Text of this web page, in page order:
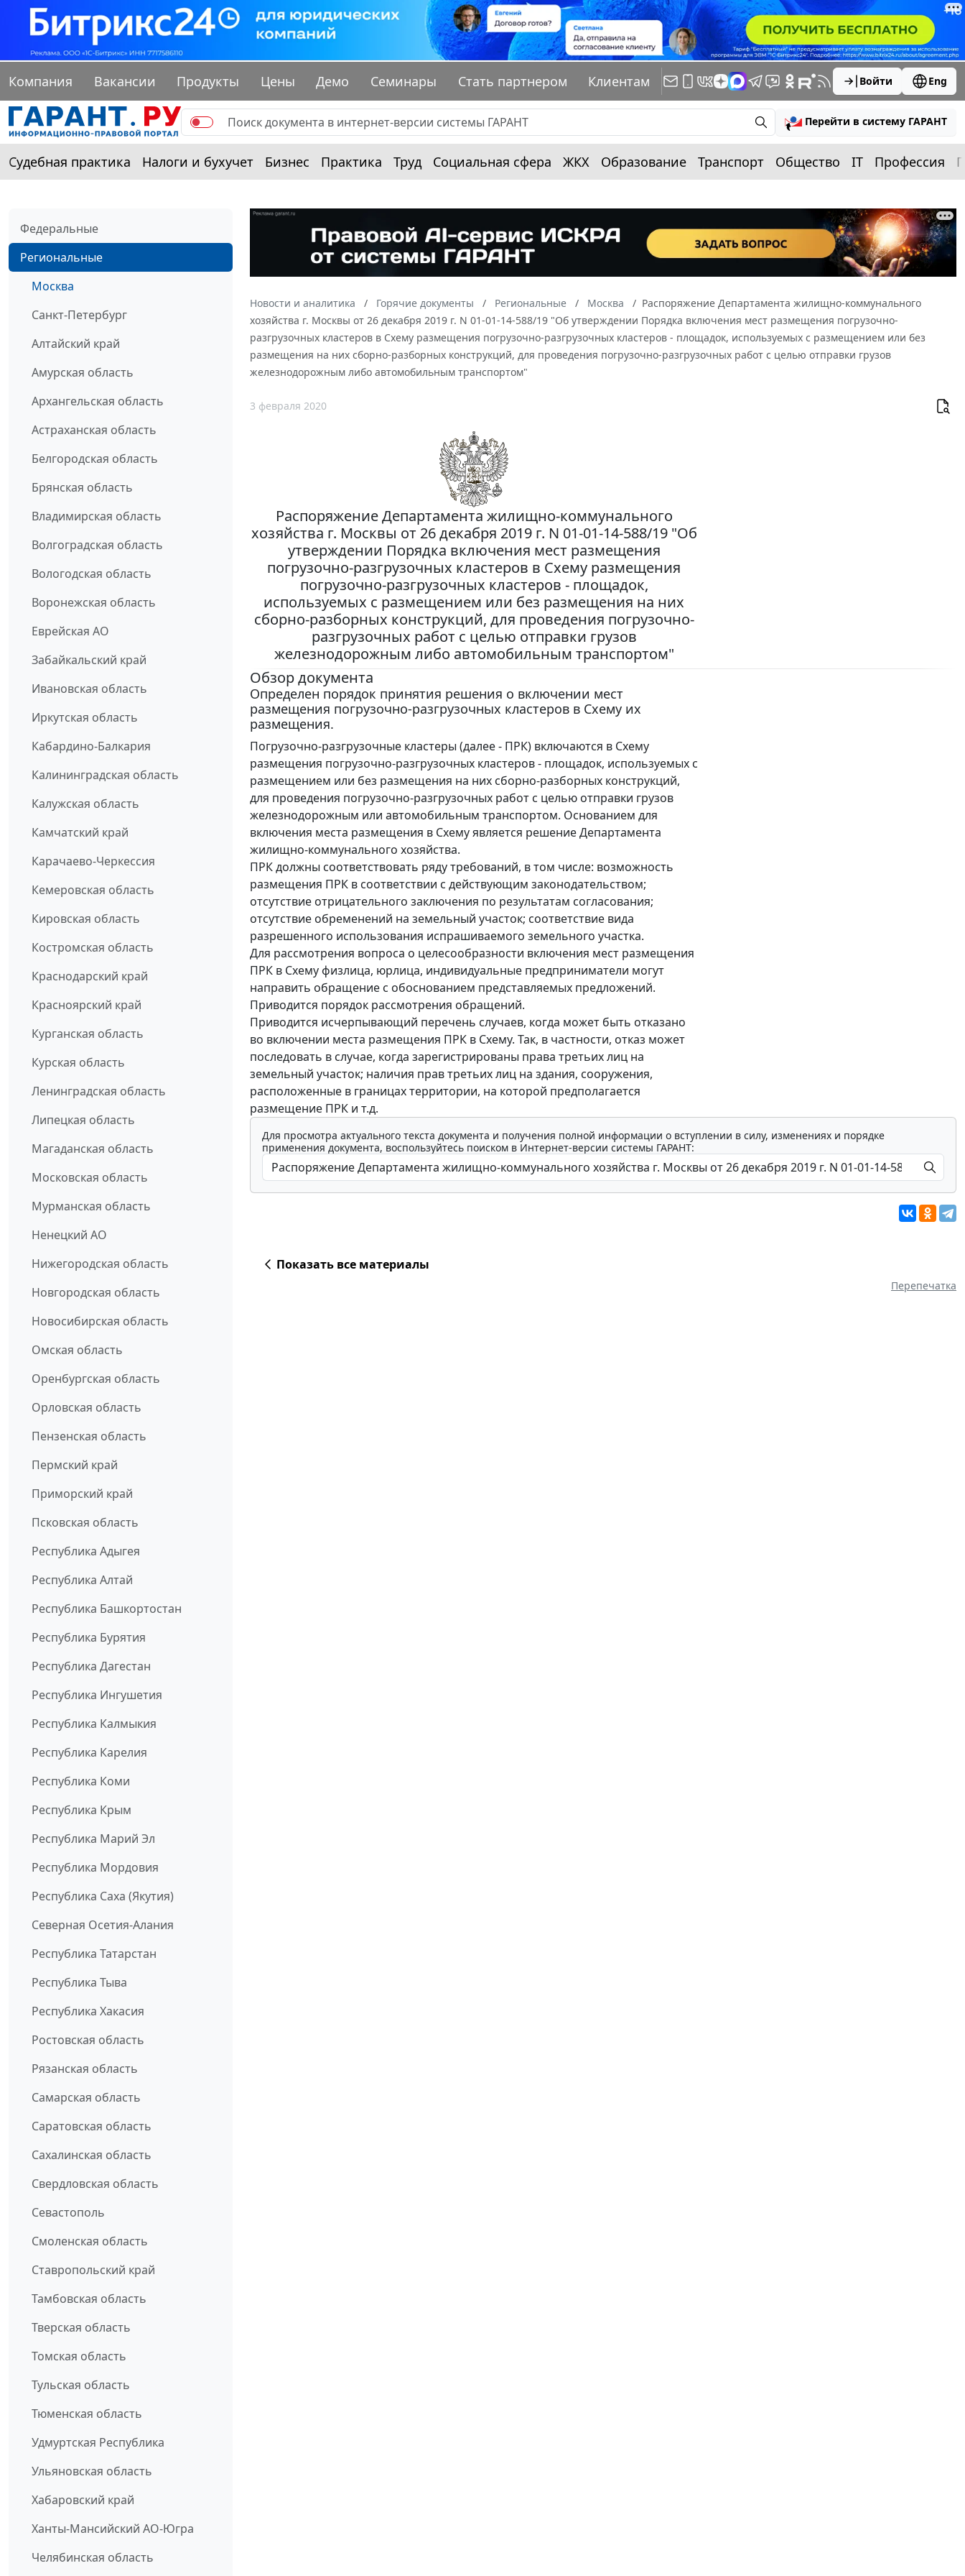
Компания Вакансии Продукты Цены Демо Семинары Стать партнером Клиентам Войти Eng
Перейти в систему ГАРАНТ
Судебная практика Налоги и бухучет Бизнес Практика Труд Социальная сфера ЖКХ Образование Транспорт Общество IT Профессия
Федеральные
Региональные
Москва
Санкт-Петербург
Алтайский край
Амурская область
Архангельская область
Астраханская область
Белгородская область
Брянская область
Владимирская область
Волгоградская область
Вологодская область
Воронежская область
Еврейская АО
Забайкальский край
Ивановская область
Иркутская область
Кабардино-Балкария
Калининградская область
Калужская область
Камчатский край
Карачаево-Черкессия
Кемеровская область
Кировская область
Костромская область
Краснодарский край
Красноярский край
Курганская область
Курская область
Ленинградская область
Липецкая область
Магаданская область
Московская область
Мурманская область
Ненецкий АО
Нижегородская область
Новгородская область
Новосибирская область
Омская область
Оренбургская область
Орловская область
Пензенская область
Пермский край
Приморский край
Псковская область
Республика Адыгея
Республика Алтай
Республика Башкортостан
Республика Бурятия
Республика Дагестан
Республика Ингушетия
Республика Калмыкия
Республика Карелия
Республика Коми
Республика Крым
Республика Марий Эл
Республика Мордовия
Республика Саха (Якутия)
Северная Осетия-Алания
Республика Татарстан
Республика Тыва
Республика Хакасия
Ростовская область
Рязанская область
Самарская область
Саратовская область
Сахалинская область
Свердловская область
Севастополь
Смоленская область
Ставропольский край
Тамбовская область
Тверская область
Томская область
Тульская область
Тюменская область
Удмуртская Республика
Ульяновская область
Хабаровский край
Ханты-Мансийский АО-Югра
Челябинская область
Новости и аналитика Горячие документы Региональные Москва
Распоряжение Департамента жилищно-коммунального
хозяйства г. Москвы от 26 декабря 2019 г. N 01-01-14-588/19 "Об утверждении Порядка включения мест размещения погрузочно-
разгрузочных кластеров в Схему размещения погрузочно-разгрузочных кластеров - площадок, используемых с размещением или без
размещения на них сборно-разборных конструкций, для проведения погрузочно-разгрузочных работ с целью отправки грузов
железнодорожным либо автомобильным транспортом"
3 февраля 2020
Распоряжение Департамента жилищно-коммунального
хозяйства г. Москвы от 26 декабря 2019 г. N 01-01-14-588/19 "Об
утверждении Порядка включения мест размещения
погрузочно-разгрузочных кластеров в Схему размещения
погрузочно-разгрузочных кластеров - площадок,
используемых с размещением или без размещения на них
сборно-разборных конструкций, для проведения погрузочно-
разгрузочных работ с целью отправки грузов
железнодорожным либо автомобильным транспортом"
Обзор документа
Определен порядок принятия решения о включении мест
размещения погрузочно-разгрузочных кластеров в Схему их
размещения.
Погрузочно-разгрузочные кластеры (далее - ПРК) включаются в Схему
размещения погрузочно-разгрузочных кластеров - площадок, используемых с
размещением или без размещения на них сборно-разборных конструкций,
для проведения погрузочно-разгрузочных работ с целью отправки грузов
железнодорожным или автомобильным транспортом. Основанием для
включения места размещения в Схему является решение Департамента
жилищно-коммунального хозяйства.
ПРК должны соответствовать ряду требований, в том числе: возможность
размещения ПРК в соответствии с действующим законодательством;
отсутствие отрицательного заключения по результатам согласования;
отсутствие обременений на земельный участок; соответствие вида
разрешенного использования испрашиваемого земельного участка.
Для рассмотрения вопроса о целесообразности включения мест размещения
ПРК в Схему физлица, юрлица, индивидуальные предприниматели могут
направить обращение с обоснованием представляемых предложений.
Приводится порядок рассмотрения обращений.
Приводится исчерпывающий перечень случаев, когда может быть отказано
во включении места размещения ПРК в Схему. Так, в частности, отказ может
последовать в случае, когда зарегистрированы права третьих лиц на
земельный участок; наличия прав третьих лиц на здания, сооружения,
расположенные в границах территории, на которой предполагается
размещение ПРК и т.д.
Для просмотра актуального текста документа и получения полной информации о вступлении в силу, изменениях и порядке
применения документа, воспользуйтесь поиском в Интернет-версии системы ГАРАНТ:
Показать все материалы
Перепечатка